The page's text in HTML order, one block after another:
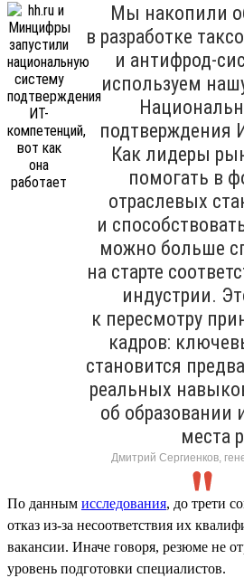
Мы накопили
в разработке
и антифрод-
используем
подтверждения
Как лидеры
помогать в
отраслевых
и
можно больше
на старте
индустрии.
к пересмотру
кадров:
становится
реальных
об
места
Дмитрий Сергиенков,
По данным исследования, до трети
отказ из-за несоответствия их
вакансии. Иначе говоря, резюме не
уровень подготовки специалистов.